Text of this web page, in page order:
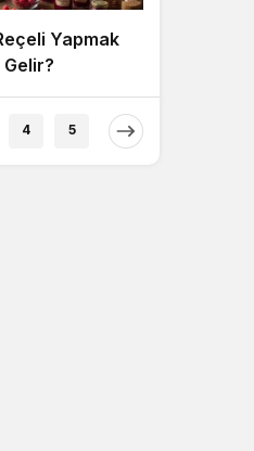
Yemek Ne
4 5